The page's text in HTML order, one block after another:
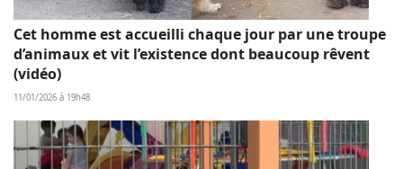
Cet homme est accueilli chaque jour par une troupe
d’animaux et vit l’existence dont beaucoup rêvent
(vidéo)
11/01/2026 à 19h48